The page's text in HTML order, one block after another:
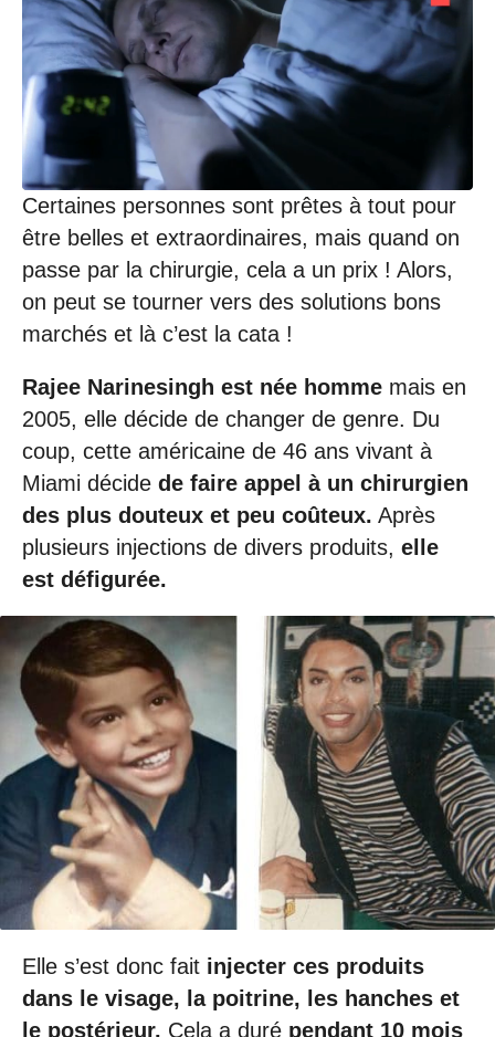
1
/
0
2
2
2
:
1
Certaines personnes sont prêtes à tout pour
être belles et extraordinaires, mais quand on
passe par la chirurgie, cela a un prix ! Alors,
on peut se tourner vers des solutions bons
marchés et là c’est la cata !
Rajee Narinesingh est née homme mais en
2005, elle décide de changer de genre. Du
coup, cette américaine de 46 ans vivant à
Miami décide de faire appel à un chirurgien
des plus douteux et peu coûteux. Après
plusieurs injections de divers produits, elle
est défigurée.
Elle s’est donc fait injecter ces produits
dans le visage, la poitrine, les hanches et
le postérieur. Cela a duré pendant 10 mois